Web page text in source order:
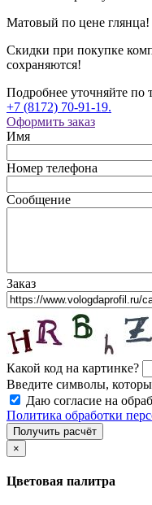
Матовый по цене глянца!
Скидки при покупке
сохраняются!
Подробнее уточняйте по
+7 (8172) 70-91-19.
Оформить заказ
Имя
Номер телефона
Сообщение
Заказ
Какой код на картинке?
Введите символы,
Даю согласие на
Политика обработки
×
Цветовая палитра